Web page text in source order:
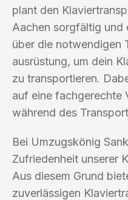
plant den
Aachen sorgfältig
über die notwendigen
ausrüstung, um dein
zu transportieren.
auf eine fachgerechte
während des
Bei Umzugskönig
Zufriedenheit unserer
Aus diesem Grund
zuverlässigen